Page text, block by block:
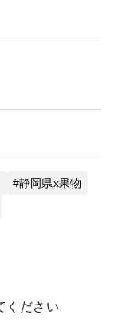
静岡県x果物
ください